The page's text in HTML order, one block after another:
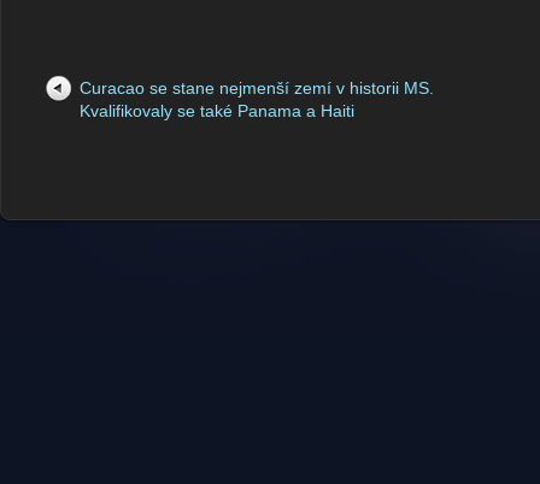
Curacao se stane nejmenší zemí v historii MS.
Kvalifikovaly se také Panama a Haiti